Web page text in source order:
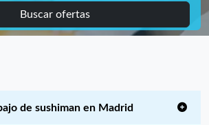
Buscar ofertas
de sushiman en Madrid